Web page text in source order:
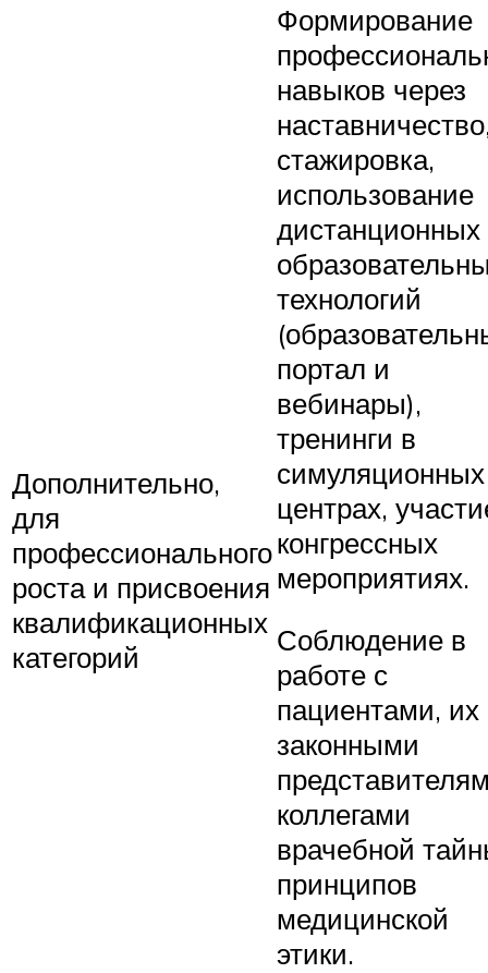
Дополнительно,
для
профессионального
роста и присвоения
квалификационных
категорий
Формирование
навыков через
стажировка,
использование
дистанционных
технологий
портал и
вебинары),
тренинги в
симуляционных
центрах,
конгрессных
мероприятиях.
Соблюдение в
работе с
пациентами, их
законными
коллегами
врачебной
принципов
медицинской
этики.